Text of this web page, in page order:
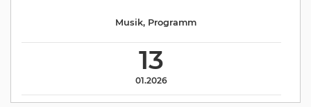
13
01.2026
Musik, Programm